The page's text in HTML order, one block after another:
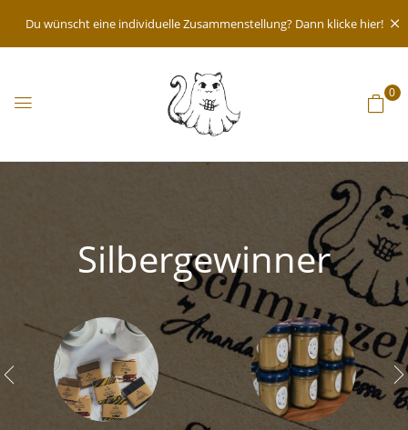
Du wünscht eine individuelle Zusammenstellung? Dann klicke hier!
0
Silbergewinner